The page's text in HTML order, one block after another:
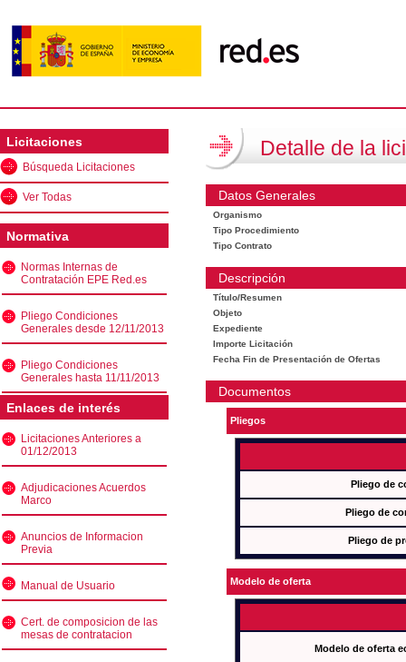
Licitaciones
Búsqueda Licitaciones
Ver Todas
Normativa
Normas Internas de
Contratación EPE Red.es
Pliego Condiciones
Generales desde 12/11/2013
Pliego Condiciones
Generales hasta 11/11/2013
Enlaces de interés
Licitaciones Anteriores a
01/12/2013
Adjudicaciones Acuerdos
Marco
Anuncios de Informacion
Previa
Manual de Usuario
Cert. de composicion de las
mesas de contratacion
Detalle de la
Datos Generales
Organismo
Tipo Procedimiento
Tipo Contrato
Descripción
Título/Resumen
Objeto
Expediente
Importe Licitación
Fecha Fin de Presentación de Ofertas
Documentos
Pliegos
Pliego de
Pliego de
Pliego de
Modelo de oferta
Modelo de oferta